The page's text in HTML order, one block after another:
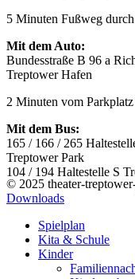
5 Minuten Fußweg
Mit dem Auto:
Bundesstraße B 96 a
Treptower Hafen
2 Minuten vom
Mit dem Bus:
165 / 166 / 265
Treptower Park
104 / 194 Haltestelle S
© 2025 theater-
Downloads
Spielplan
Kita & Schule
Kinder